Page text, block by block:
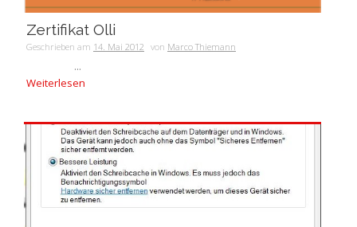
Zertifikat Olli
Geschrieben am 14. Mai 2012 von Marco Thiemann
...
Weiterlesen